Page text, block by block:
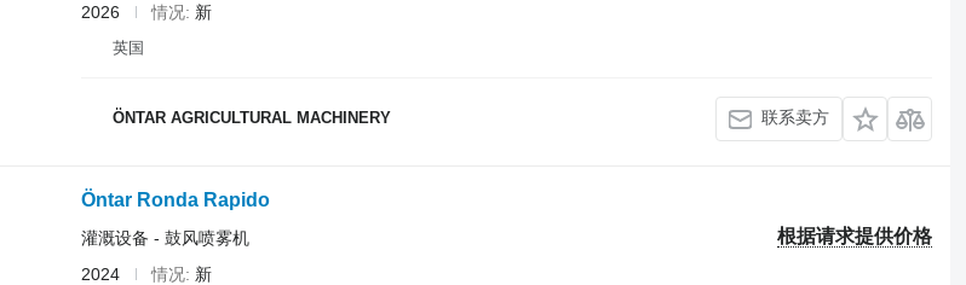
2026
情况 新
英国
ÖNTAR AGRICULTURAL MACHINERY 联系卖方
Öntar Ronda Rapido
根据请求提供价格
灌溉设备 - 鼓风喷雾机
2024
情况 新